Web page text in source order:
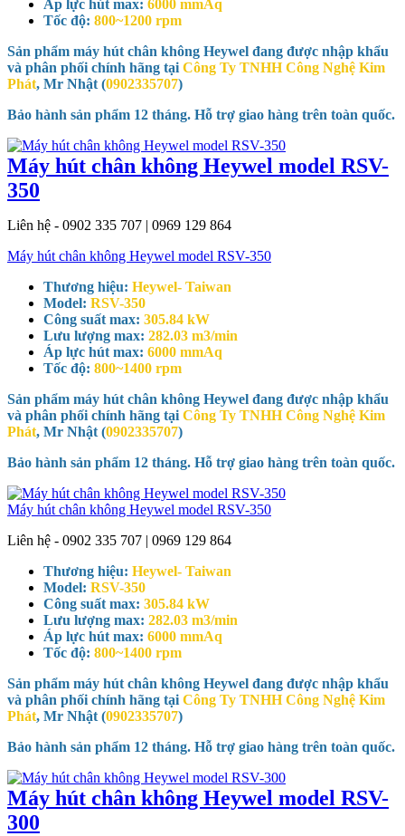
Áp lực hút max: 6000 mmAq
Tốc độ: 800~1200 rpm
Sản phẩm máy hút chân không Heywel đang được nhập khẩu
và phân phối chính hãng tại Công Ty TNHH Công Nghệ Kim
Phát, Mr Nhật (0902335707)
Bảo hành sản phẩm 12 tháng. Hỗ trợ giao hàng trên toàn quốc.
Máy hút chân không Heywel model RSV-
350
Liên hệ - 0902 335 707 | 0969 129 864
Máy hút chân không Heywel model RSV-350
Thương hiệu: Heywel- Taiwan
Model: RSV-350
Công suất max: 305.84 kW
Lưu lượng max: 282.03 m3/min
Áp lực hút max: 6000 mmAq
Tốc độ: 800~1400 rpm
Sản phẩm máy hút chân không Heywel đang được nhập khẩu
và phân phối chính hãng tại Công Ty TNHH Công Nghệ Kim
Phát, Mr Nhật (0902335707)
Bảo hành sản phẩm 12 tháng. Hỗ trợ giao hàng trên toàn quốc.
Máy hút chân không Heywel model RSV-350
Liên hệ - 0902 335 707 | 0969 129 864
Thương hiệu: Heywel- Taiwan
Model: RSV-350
Công suất max: 305.84 kW
Lưu lượng max: 282.03 m3/min
Áp lực hút max: 6000 mmAq
Tốc độ: 800~1400 rpm
Sản phẩm máy hút chân không Heywel đang được nhập khẩu
và phân phối chính hãng tại Công Ty TNHH Công Nghệ Kim
Phát, Mr Nhật (0902335707)
Bảo hành sản phẩm 12 tháng. Hỗ trợ giao hàng trên toàn quốc.
Máy hút chân không Heywel model RSV-
300